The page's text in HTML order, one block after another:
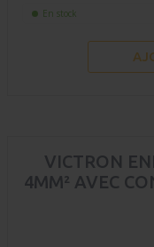
En stock
VICTRON
4MM² AVEC